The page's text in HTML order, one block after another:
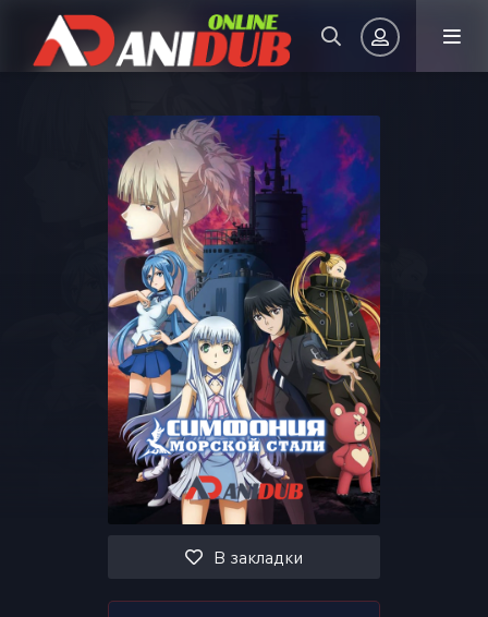
Авторизация
Запомнить
ВОЙТИ НА САЙТ
Регистрация Восстановить пароль
Или войти через
В закладки